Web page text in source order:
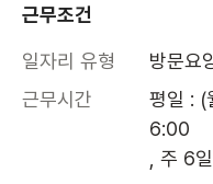
근무조건
일자리 유형
방문요
근무시간
평일 :
6:00
, 주 6